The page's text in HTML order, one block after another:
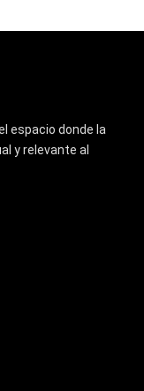
espacio donde la
y relevante al